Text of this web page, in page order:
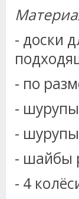
- доски
- по
-
-
- шайбы
- 4